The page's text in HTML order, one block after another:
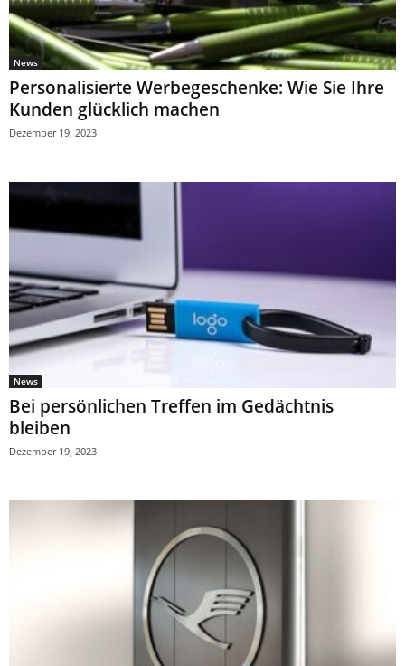
News
Personalisierte Werbegeschenke: Wie Sie Ihre
Kunden glücklich machen
Dezember 19, 2023
News
Bei persönlichen Treffen im Gedächtnis
bleiben
Dezember 19, 2023